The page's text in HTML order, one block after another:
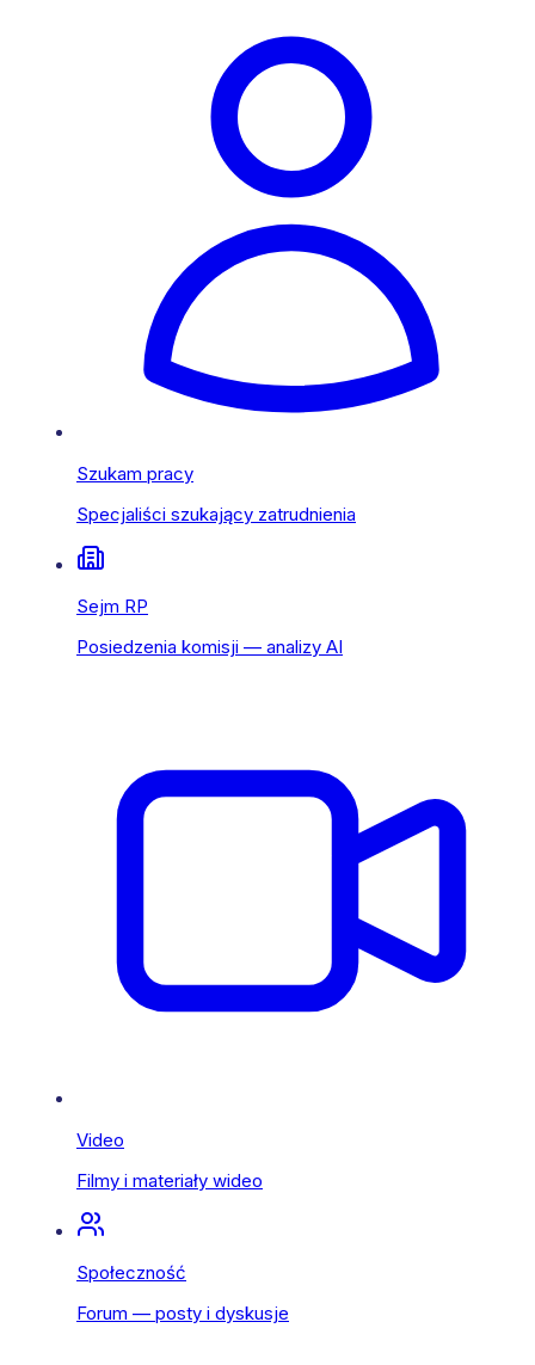
Szukam pracy
Specjaliści szukający zatrudnienia
Sejm RP
Posiedzenia komisji — analizy AI
Video
Filmy i materiały wideo
Społeczność
Forum — posty i dyskusje